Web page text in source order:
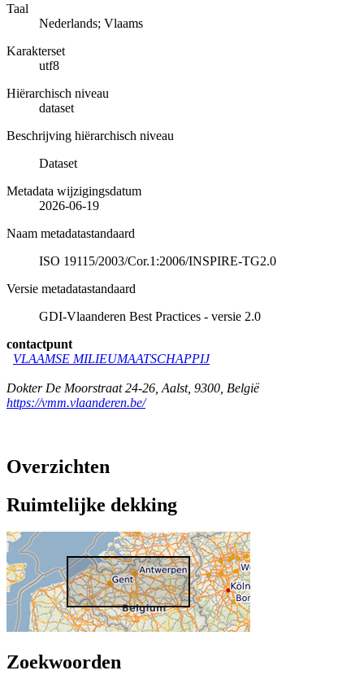
Taal
Nederlands; Vlaams
Karakterset
utf8
Hiërarchisch niveau
dataset
Beschrijving hiërarchisch niveau
Dataset
Metadata wijzigingsdatum
2026-06-19
Naam metadatastandaard
ISO 19115/2003/Cor.1:2006/INSPIRE-TG2.0
Versie metadatastandaard
GDI-Vlaanderen Best Practices - versie 2.0
contactpunt
VLAAMSE MILIEUMAATSCHAPPIJ
Dokter De Moorstraat 24-26 Aalst, 9300 België
https://vmm.vlaanderen.be/
Overzichten
Ruimtelijke dekking
Zoekwoorden